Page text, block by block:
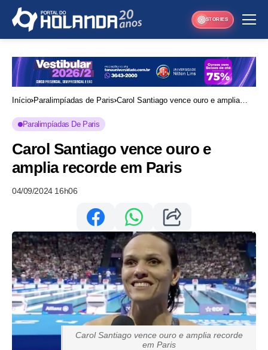
STORIES
Início Paralimpíadas de Paris Carol Santiago vence ouro e amplia
Paralimpíadas De Paris
Carol Santiago vence ouro e
amplia recorde em Paris
04/09/2024 16h06
Carol Santiago vence ouro e amplia recorde
em Paris